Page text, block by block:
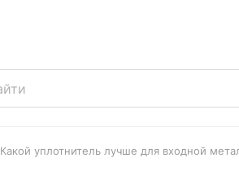
Какой уплотнитель лучше для входной